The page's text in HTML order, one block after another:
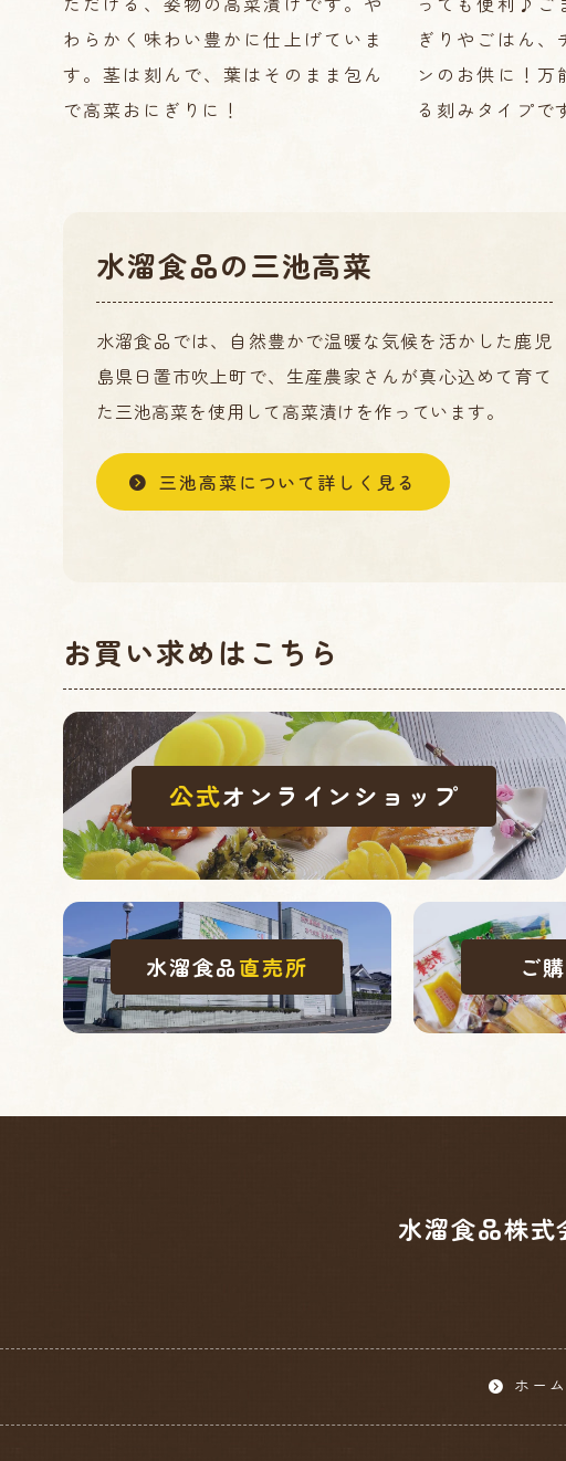
ただける、姿物の高菜漬けです。や
わらかく味わい豊かに仕上げていま
す。茎は刻んで、葉はそのまま包ん
で高菜おにぎりに！
っても便利♪ご
ぎりやごはん、
ンのお供に！万
る刻みタイプで
水溜食品の三池高菜
水溜食品では、自然豊かで温暖な気候を活かした鹿児
島県日置市吹上町で、生産農家さんが真心込めて育て
た三池高菜を使用して高菜漬けを作っています。
三池高菜について詳しく見る
お買い求めはこちら
公式オンラインショップ
水溜食品直売所 ご
水溜食品株式
ホーム